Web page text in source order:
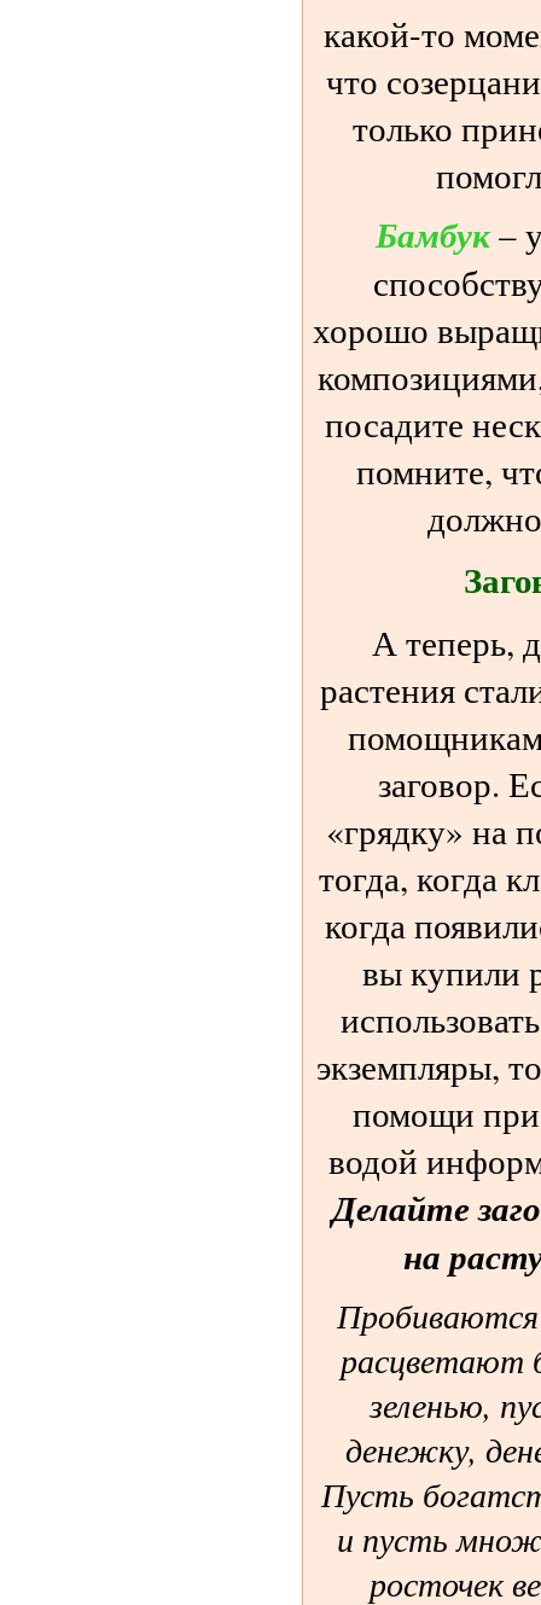
какой-то
что
только
Бамбук–
хорошо
посадите
помните,
А теперь,
растения
заговор.
«грядку» на
тогда, когда
когда
вы купили
экземпляры,
помощи
водой
Делайте
на
Пробиваются
расцветают
зеленью,
денежку,
Пусть
и пусть
росточек